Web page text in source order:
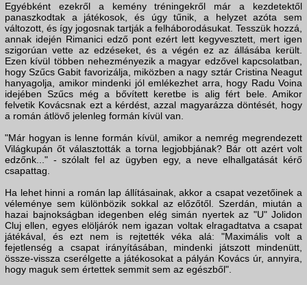
Egyébként ezekről a kemény tréningekről már a kezdetektől
panaszkodtak a játékosok, és úgy tűnik, a helyzet azóta sem
változott, és így jogosnak tartják a felháborodásukat. Tesszük hozzá,
annak idején Rimanici edző pont ezért lett kegyvesztett, mert igen
szigorúan vette az edzéseket, és a végén ez az állásába került.
Ezen kívül többen nehezményezik a magyar edzővel kapcsolatban,
hogy Szűcs Gabit favorizálja, miközben a nagy sztár Cristina Neagut
hanyagolja, amikor mindenki jól emlékezhet arra, hogy Radu Voina
idejében Szűcs még a bővített keretbe is alig fért bele. Amikor
felvetik Kovácsnak ezt a kérdést, azzal magyarázza döntését, hogy
a román átlövő jelenleg formán kívül van.
"Már hogyan is lenne formán kívül, amikor a nemrég megrendezett
Világkupán őt választották a torna legjobbjának? Bár ott azért volt
edzőnk..." - szólalt fel az ügyben egy, a neve elhallgatását kérő
csapattag.
Ha lehet hinni a román lap állításainak, akkor a csapat vezetőinek a
véleménye sem különbözik sokkal az előzőtől. Szerdán, miután a
hazai bajnokságban idegenben elég simán nyertek az "U" Jolidon
Cluj ellen, egyes elöljárók nem igazan voltak elragadtatva a csapat
játékával, és ezt nem is rejtették véka alá: "Maximális volt a
fejetlenség a csapat irányításában, mindenki játszott mindenütt,
össze-vissza cserélgette a játékosokat a pályán Kovács úr, annyira,
hogy maguk sem értettek semmit sem az egészből".